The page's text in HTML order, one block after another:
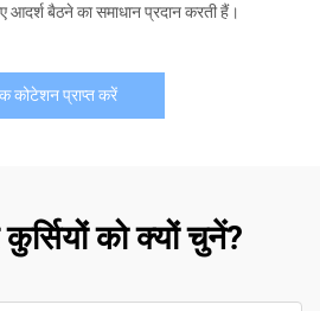
आदर्श बैठने का समाधान प्रदान करती हैं।
कोटेशन प्राप्त करें
कुर्सियों को क्यों चुनें?